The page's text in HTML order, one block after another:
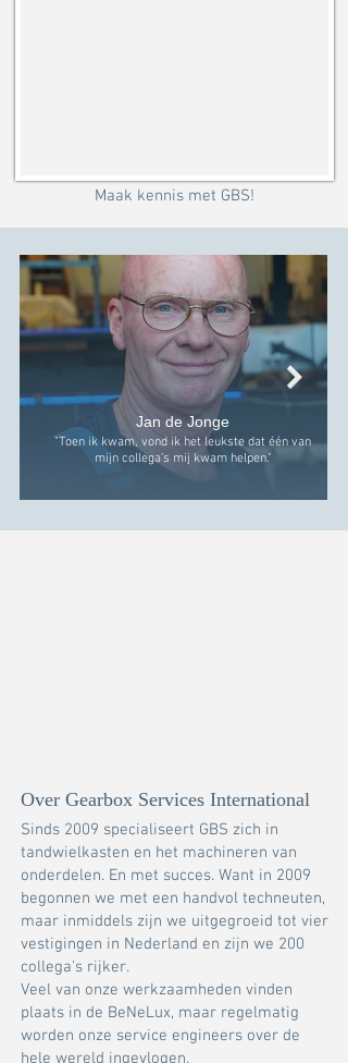
Maak kennis met GBS!
Jan de Jonge
"Toen ik kwam, vond ik het leukste dat één van
mijn collega’s mij kwam helpen."
Over Gearbox Services International
Sinds 2009 specialiseert GBS zich in
tandwielkasten en het machineren van
onderdelen. En met succes. Want in 2009
begonnen we met een handvol techneuten,
maar inmiddels zijn we uitgegroeid tot vier
vestigingen in Nederland en zijn we 200
collega's rijker.
Veel van onze werkzaamheden vinden
plaats in de BeNeLux, maar regelmatig
worden onze service engineers over de
hele wereld ingevlogen.